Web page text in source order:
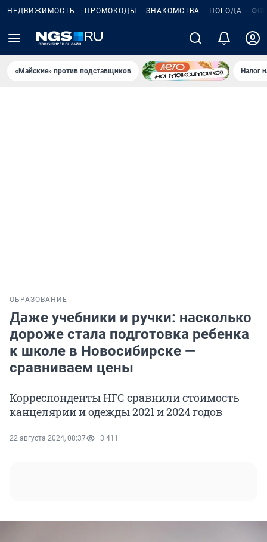
НЕДВИЖИМОСТЬ ПРОМОКОДЫ ЗНАКОМСТВА ПОГОДА
«Майские» против подставщиков Налог
ОБРАЗОВАНИЕ
Даже учебники и ручки: насколько
дороже стала подготовка ребенка
к школе в Новосибирске —
сравниваем цены
Корреспонденты НГС сравнили стоимость
канцелярии и одежды 2021 и 2024 годов
22 августа 2024, 08:37 3 411